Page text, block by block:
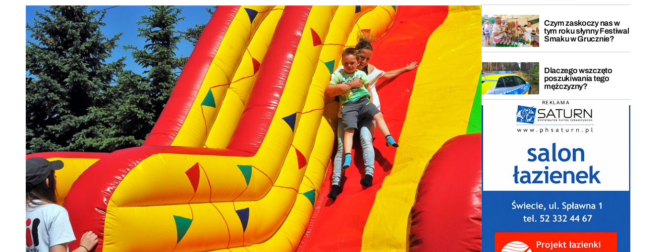
Czym zaskoczy nas w
tym roku słynny Festiwal
Smaku w Grucznie?
Dlaczego wszczęto
poszukiwania tego
mężczyzny?
REKLAMA